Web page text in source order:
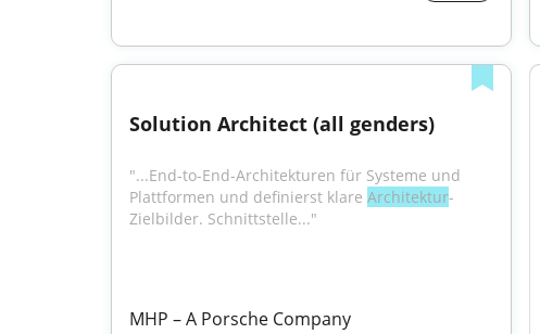
Solution Architect (all genders)
"...End-to-End-Architekturen für Systeme und
Plattformen und definierst klare Architektur-
Zielbilder. Schnittstelle..."
MHP – A Porsche Company